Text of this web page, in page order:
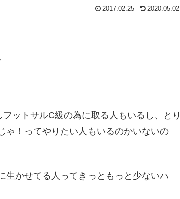
2017.02.25 2020.05.02
ットサルC級の為に取る人もいるし、とり
ゃ！ってやりたい人もいるのかいないの
生かせてる人ってきっともっと少ないハ